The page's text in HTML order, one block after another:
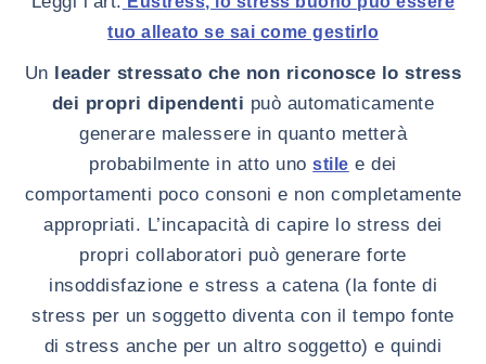
tuo alleato se sai come gestirlo
Un leader stressato che non riconosce lo stress
dei propri dipendenti può automaticamente
generare malessere in quanto metterà
probabilmente in atto unostile e dei
comportamenti poco consoni e non completamente
appropriati. L’incapacità di capire lo stress dei
propri collaboratori può generare forte
insoddisfazione e stress a catena (la fonte di
stress per un soggetto diventa con il tempo fonte
di stress anche per un altro soggetto) e quindi